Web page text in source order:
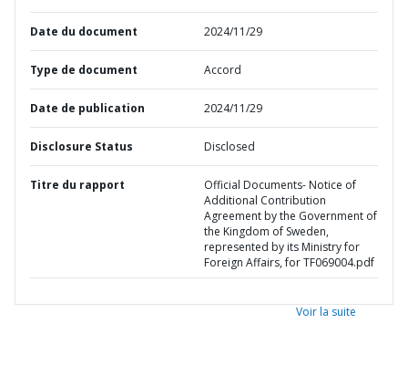
Date du document 2024/11/29
Type de document Accord
Date de publication 2024/11/29
Disclosure Status Disclosed
Titre du rapport
Official Documents- Notice of
Additional Contribution
Agreement by the Government of
the Kingdom of Sweden,
represented by its Ministry for
Foreign Affairs, for TF069004.pdf
Voir la suite